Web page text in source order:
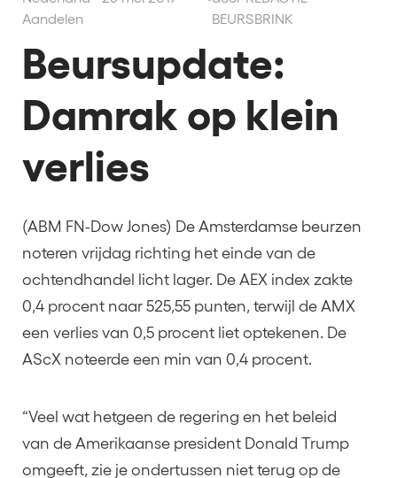
Aandelen
BEURSBRINK
Beursupdate:
Damrak op klein
verlies
(ABM FN-Dow Jones) De Amsterdamse beurzen
noteren vrijdag richting het einde van de
ochtendhandel licht lager. De AEX index zakte
0,4 procent naar 525,55 punten, terwijl de AMX
een verlies van 0,5 procent liet optekenen. De
AScX noteerde een min van 0,4 procent.
“Veel wat hetgeen de regering en het beleid
van de Amerikaanse president Donald Trump
omgeeft, zie je ondertussen niet terug op de